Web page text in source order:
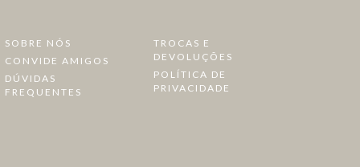
SOBRE NÓS
CONVIDE AMIGOS
DÚVIDAS
FREQUENTES
TROCAS E
DEVOLUÇÕES
POLÍTICA DE
PRIVACIDADE